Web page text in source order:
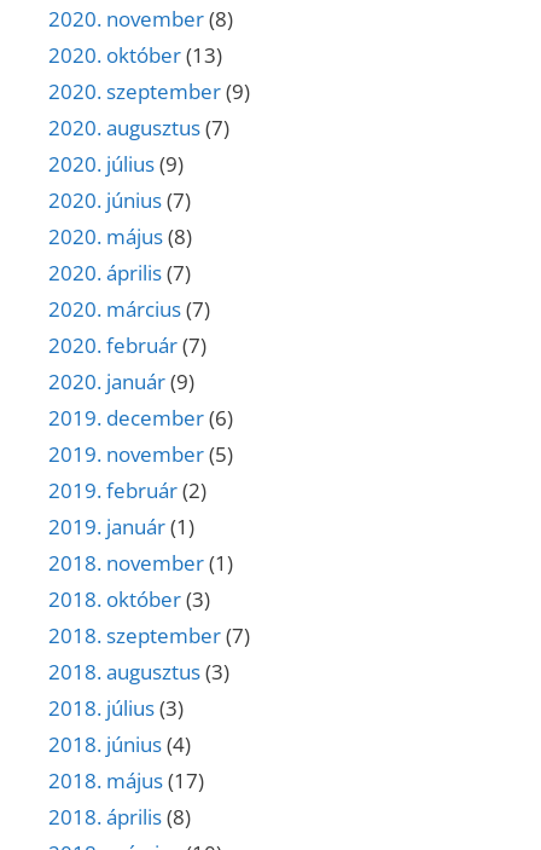
2020. november(8)
2020. október(13)
2020. szeptember(9)
2020. augusztus(7)
2020. július(9)
2020. június(7)
2020. május(8)
2020. április(7)
2020. március(7)
2020. február(7)
2020. január(9)
2019. december(6)
2019. november(5)
2019. február(2)
2019. január(1)
2018. november(1)
2018. október(3)
2018. szeptember(7)
2018. augusztus(3)
2018. július(3)
2018. június(4)
2018. május(17)
2018. április(8)